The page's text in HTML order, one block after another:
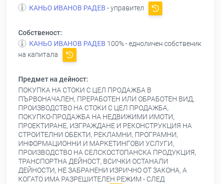
КАНЬО ИВАНОВ РАДЕВ - управител
Собственост:
КАНЬО ИВАНОВ РАДЕВ 100% - едноличен собственик
на капитала
Предмет на дейност:
ПОКУПКА НА СТОКИ С ЦЕЛ ПРОДАЖБА В
ПЪРВОНАЧАЛЕН, ПРЕРАБОТЕН ИЛИ ОБРАБОТЕН ВИД,
ПРОИЗВОДСТВО НА СТОКИ С ЦЕЛ ПРОДАЖБА,
ПОКУПКО-ПРОДАЖБА НА НЕДВИЖИМИ ИМОТИ,
ПРОЕКТИРАНЕ, ИЗГРАЖДАНЕ И РЕКОНСТРУКЦИЯ НА
СТРОИТЕЛНИ ОБЕКТИ, РЕКЛАМНИ, ПРОГРАМНИ,
ИНФОРМАЦИОННИ И МАРКЕТИНГОВИ УСЛУГИ,
ПРОИЗВОДСТВО НА СЕЛСКОСТОПАНСКА ПРОДУКЦИЯ,
ТРАНСПОРТНА ДЕЙНОСТ, ВСИЧКИ ОСТАНАЛИ
ДЕЙНОСТИ, НЕ ЗАБРАНЕНИ ИЗРИЧНО ОТ ЗАКОНА, А
КОГАТО ИМА РАЗРЕШИТЕЛЕН РЕЖИМ - СЛЕД